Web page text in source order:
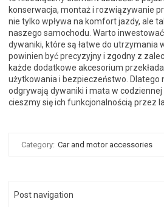
konserwacja, montaż i rozwiązywanie
nie tylko wpływa na komfort jazdy, ale
naszego samochodu. Warto
dywaniki, które są łatwe do utrzymania
powinien być precyzyjny i zgodny z
każde dodatkowe akcesorium
użytkowania i bezpieczeństwo. Dlatego
odgrywają dywaniki i mata w codziennej
cieszmy się ich funkcjonalnością przez
Category: Car and motor accessories
Post navigation